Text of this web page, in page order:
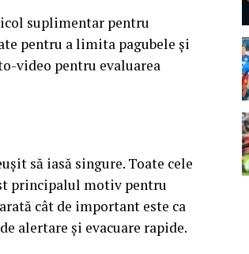
suplimentar pentru
pentru a limita pagubele și
video pentru evaluarea
să iasă singure. Toate cele
principalul motiv pentru
cât de important este ca
alertare și evacuare rapide.